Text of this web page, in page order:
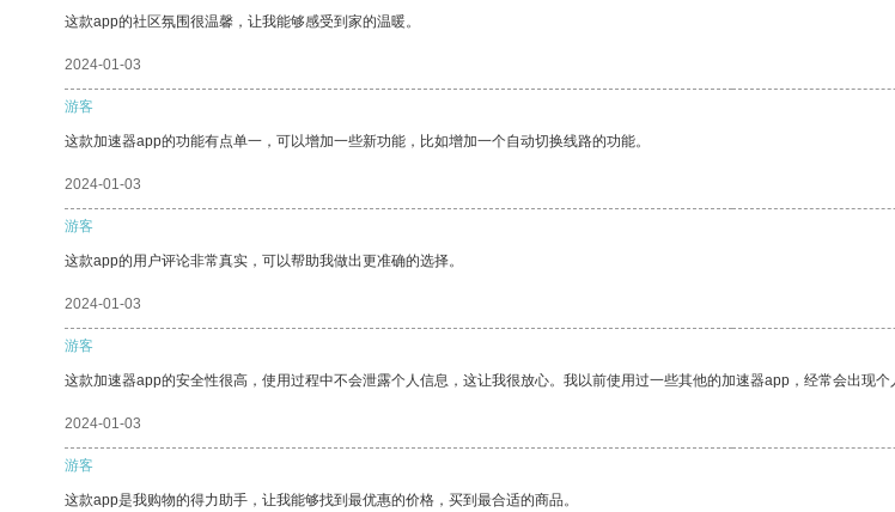
这款app的社区氛围很温馨，让我能够感受到家的温暖。
2024-01-03
游客
这款加速器app的功能有点单一，可以增加一些新功能，比如增加一个自动切换线路的功能。
2024-01-03
游客
这款app的用户评论非常真实，可以帮助我做出更准确的选择。
2024-01-03
游客
这款加速器app的安全性很高，使用过程中不会泄露个人信息，这让我很放心。我以前使用过一些其他的加速器app，经常会出现个
2024-01-03
游客
这款app是我购物的得力助手，让我能够找到最优惠的价格，买到最合适的商品。